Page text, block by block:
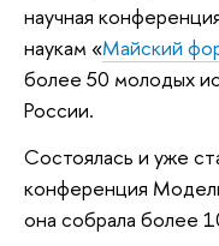
научная
наукам «Майский
более 50 молодых
России.
Состоялась и уже
конференция
она собрала более